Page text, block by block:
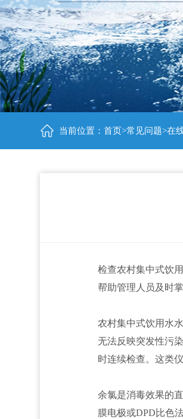
当前位置：首页>常见问题>在
检查农村集中式饮
帮助管理人员及时
农村集中式饮用水
无法反映突发性污
时连续检查。这类
余氯是消毒效果的
膜电极或DPD比色